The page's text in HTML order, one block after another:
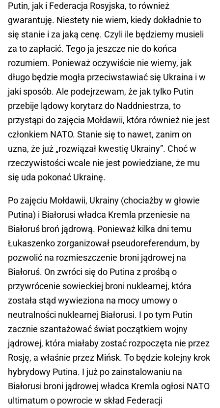
Putin, jak i Federacja Rosyjska, to również
gwarantuję. Niestety nie wiem, kiedy dokładnie to
się stanie i za jaką cenę. Czyli ile będziemy musieli
za to zapłacić. Tego ja jeszcze nie do końca
rozumiem. Ponieważ oczywiście nie wiemy, jak
długo będzie mogła przeciwstawiać się Ukraina i w
jaki sposób. Ale podejrzewam, że jak tylko Putin
przebije lądowy korytarz do Naddniestrza, to
przystąpi do zajęcia Mołdawii, która również nie jest
członkiem NATO. Stanie się to nawet, zanim on
uzna, że już „rozwiązał kwestię Ukrainy”. Choć w
rzeczywistości wcale nie jest powiedziane, że mu
się uda pokonać Ukrainę.
Po zajęciu Mołdawii, Ukrainy (chociażby w głowie
Putina) i Białorusi władca Kremla przeniesie na
Białoruś broń jądrową. Ponieważ kilka dni temu
Łukaszenko zorganizował pseudoreferendum, by
pozwolić na rozmieszczenie broni jądrowej na
Białoruś. On zwróci się do Putina z prośbą o
przywrócenie sowieckiej broni nuklearnej, która
została stąd wywieziona na mocy umowy o
neutralności nuklearnej Białorusi. I po tym Putin
zacznie szantażować świat początkiem wojny
jądrowej, która miałaby zostać rozpoczęta nie przez
Rosję, a właśnie przez Mińsk. To będzie kolejny krok
hybrydowy Putina. I już po zainstalowaniu na
Białorusi broni jądrowej władca Kremla ogłosi NATO
ultimatum o powrocie w skład Federacji